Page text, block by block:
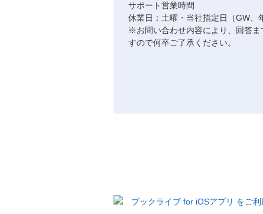
サポート営業時間
休業日：土曜・当社指定日（GW、
※お問い合わせ内容により、回答ま
すので何卒ご了承ください。
ブックライブ for iOSアプリ をご